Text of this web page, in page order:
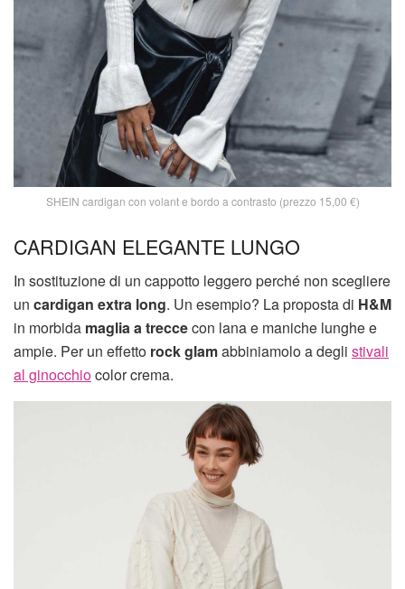
SHEIN cardigan con volant e bordo a contrasto (prezzo 15,00 €)
CARDIGAN ELEGANTE LUNGO
In sostituzione di un cappotto leggero perché non scegliere
un cardigan extra long. Un esempio? La proposta di H&M
in morbida maglia a treccecon lana e maniche lunghe e
ampie. Per un effetto rock glamabbiniamolo a degli stivali
al ginocchiocolor crema.